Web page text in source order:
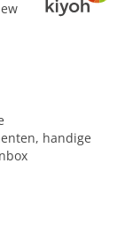
handige